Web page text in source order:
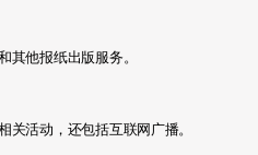
其他报纸出版服务。
关活动，还包括互联网广播。